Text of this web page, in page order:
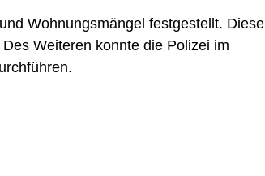
Wohnungsmängel festgestellt. Diese
Weiteren konnte die Polizei im